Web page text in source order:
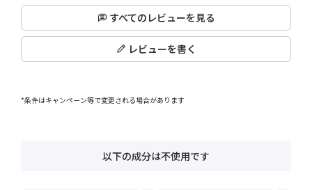
すべてのレビューを見る
レビューを書く
*条件はキャンペーン等で変更される場合があります
以下の成分は不使用です